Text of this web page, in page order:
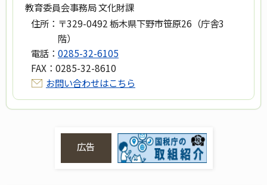
教育委員会事務局 文化財課
住所： 〒329-0492 栃木県下野市笹原26（庁舎3
階）
電話： 0285-32-6105
FAX： 0285-32-8610
お問い合わせはこちら
広告